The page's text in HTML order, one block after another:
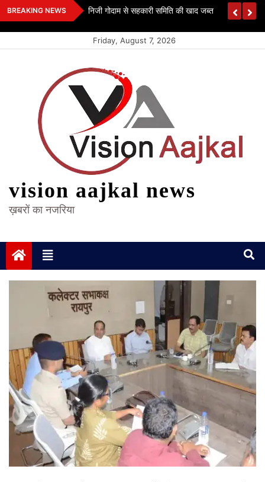
Skip
to
BREAKING NEWS निजी गोदाम से सहकारी समिति की खाद जब्त
Friday, August 7, 2026
vision aajkal news
ख़बरों का नजरिया